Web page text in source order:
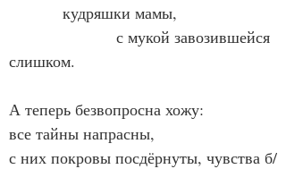
            кудряшки мамы,
слишком.
А теперь безвопросна хожу:
все тайны напрасны,
с них покровы посдёрнуты, чувства б/